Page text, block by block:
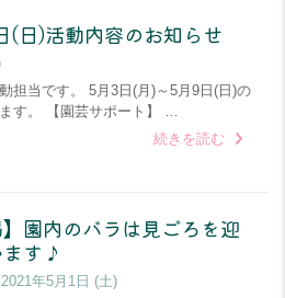
日)活動内容のお知らせ
担当です。 5月3日(月)～5月9日(日)の
す。 【園芸サポート】 …
続きを読む
】園内のバラは見ごろを迎
ます♪
2021年5月1日 (土)